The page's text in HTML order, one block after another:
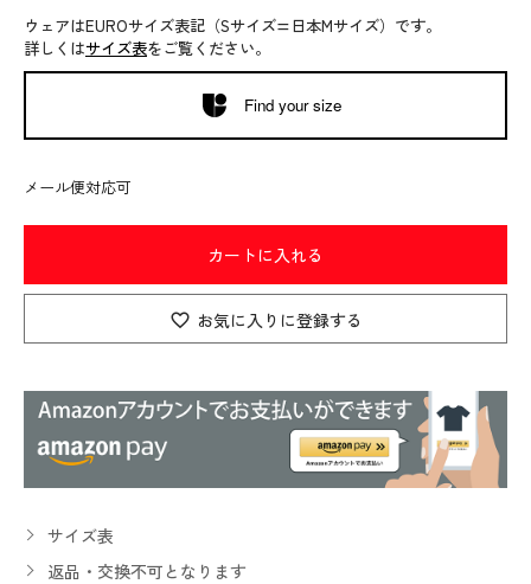
ウェアはEUROサイズ表記（Sサイズ=日本Mサイズ）です。
詳しくはサイズ表をご覧ください。
Find your size
メール便対応可
カートに入れる
お気に入りに登録する
サイズ表
返品・交換不可となります